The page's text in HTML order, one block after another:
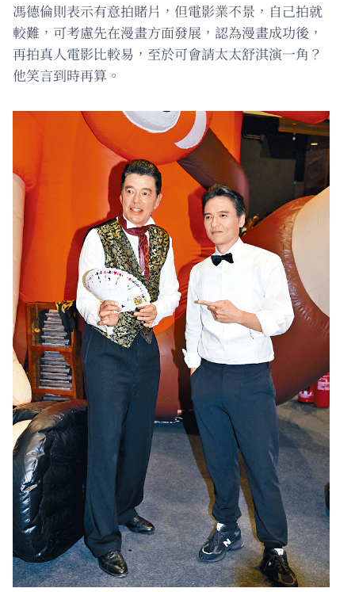
馮德倫則表示有意拍賭片，但電影業不景，自己拍就
較難，可考慮先在漫畫方面發展，認為漫畫成功後，
再拍真人電影比較易，至於可會請太太舒淇演一角？
他笑言到時再算。